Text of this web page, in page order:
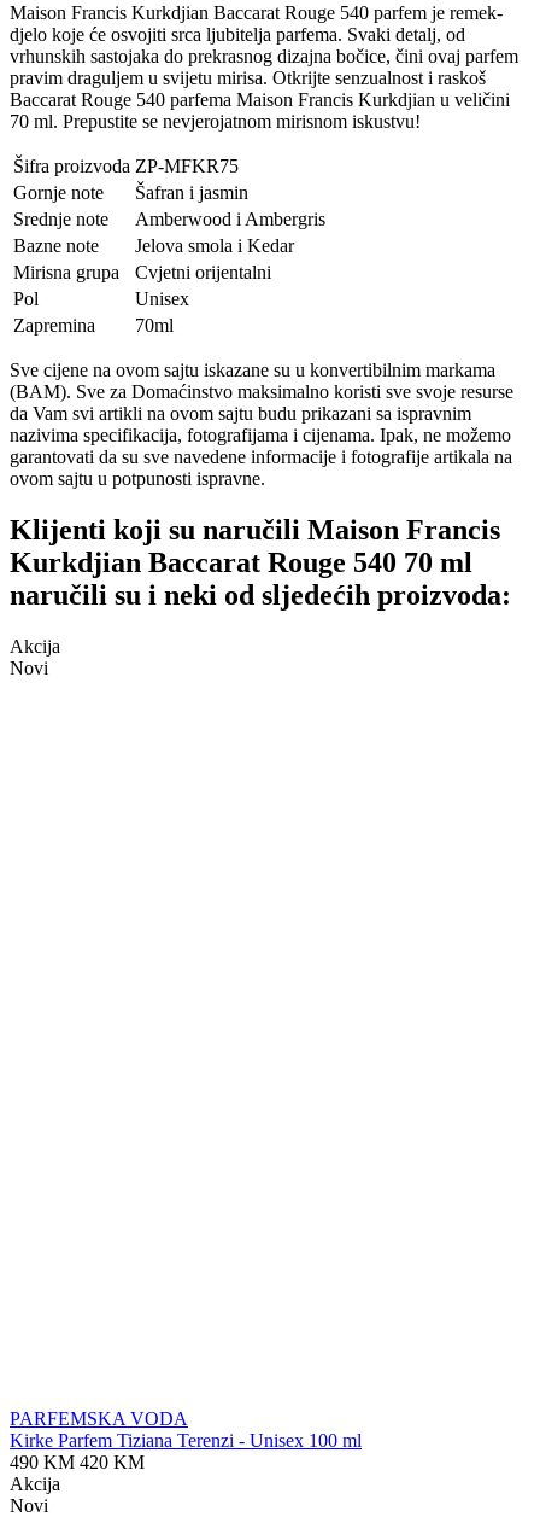
Maison Francis Kurkdjian Baccarat Rouge 540 parfem je remek-
djelo koje će osvojiti srca ljubitelja parfema. Svaki detalj, od
vrhunskih sastojaka do prekrasnog dizajna bočice, čini ovaj parfem
pravim draguljem u svijetu mirisa. Otkrijte senzualnost i raskoš
Baccarat Rouge 540 parfema Maison Francis Kurkdjian u veličini
70 ml. Prepustite se nevjerojatnom mirisnom iskustvu!
Šifra proizvoda ZP-MFKR75
Gornje note
Šafran i jasmin
Srednje note
Amberwood i Ambergris
Bazne note
Jelova smola i Kedar
Mirisna grupa
Cvjetni orijentalni
Pol
Unisex
Zapremina
70ml
Sve cijene na ovom sajtu iskazane su u konvertibilnim markama
(BAM). Sve za Domaćinstvo maksimalno koristi sve svoje resurse
da Vam svi artikli na ovom sajtu budu prikazani sa ispravnim
nazivima specifikacija, fotografijama i cijenama. Ipak, ne možemo
garantovati da su sve navedene informacije i fotografije artikala na
ovom sajtu u potpunosti ispravne.
Klijenti koji su naručili Maison Francis
Kurkdjian Baccarat Rouge 540 70 ml
naručili su i neki od sljedećih proizvoda:
Akcija
Novi
PARFEMSKA VODA
Kirke Parfem Tiziana Terenzi - Unisex 100 ml
490 KM 420 KM
Akcija
Novi